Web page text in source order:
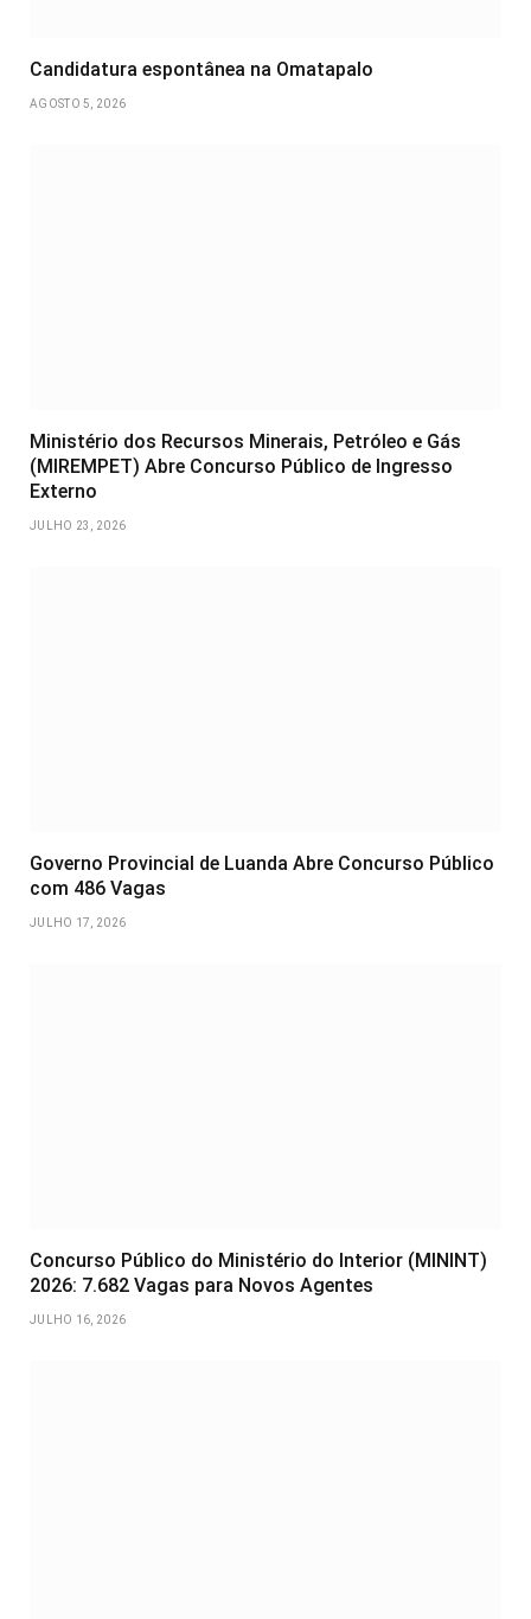
Candidatura espontânea na Omatapalo
AGOSTO 5, 2026
Ministério dos Recursos Minerais, Petróleo e Gás
(MIREMPET) Abre Concurso Público de Ingresso
Externo
JULHO 23, 2026
Governo Provincial de Luanda Abre Concurso Público
com 486 Vagas
JULHO 17, 2026
Concurso Público do Ministério do Interior (MININT)
2026: 7.682 Vagas para Novos Agentes
JULHO 16, 2026